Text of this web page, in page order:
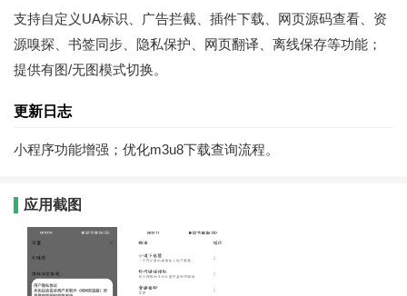
支持自定义UA标识、广告拦截、插件下载、网页源码查看、资
源嗅探、书签同步、隐私保护、网页翻译、离线保存等功能；
提供有图/无图模式切换。
更新日志
小程序功能增强；优化m3u8下载查询流程。
应用截图